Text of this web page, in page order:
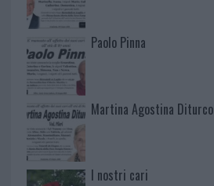
Paolo Pinna
Martina Agostina Diturco
I nostri cari